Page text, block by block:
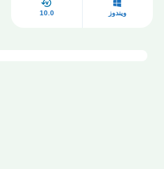
ويندوز 10.0